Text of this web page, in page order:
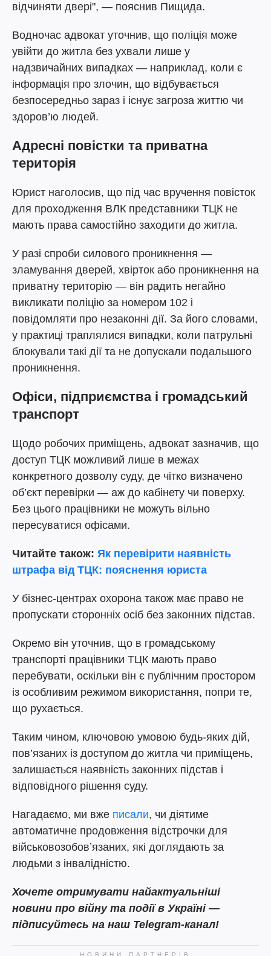
відчиняти двері", — пояснив Пищида.
Водночас адвокат уточнив, що поліція може
увійти до житла без ухвали лише у
надзвичайних випадках — наприклад, коли є
інформація про злочин, що відбувається
безпосередньо зараз і існує загроза життю чи
здоров’ю людей.
Адресні повістки та приватна
територія
Юрист наголосив, що під час вручення повісток
для проходження ВЛК представники ТЦК не
мають права самостійно заходити до житла.
У разі спроби силового проникнення —
зламування дверей, хвірток або проникнення на
приватну територію — він радить негайно
викликати поліцію за номером 102 і
повідомляти про незаконні дії. За його словами,
у практиці траплялися випадки, коли патрульні
блокували такі дії та не допускали подальшого
проникнення.
Офіси, підприємства і громадський
транспорт
Щодо робочих приміщень, адвокат зазначив, що
доступ ТЦК можливий лише в межах
конкретного дозволу суду, де чітко визначено
об’єкт перевірки — аж до кабінету чи поверху.
Без цього працівники не можуть вільно
пересуватися офісами.
Читайте також: Як перевірити наявність
штрафа від ТЦК: пояснення юриста
У бізнес-центрах охорона також має право не
пропускати сторонніх осіб без законних підстав.
Окремо він уточнив, що в громадському
транспорті працівники ТЦК мають право
перебувати, оскільки він є публічним простором
із особливим режимом використання, попри те,
що рухається.
Таким чином, ключовою умовою будь-яких дій,
пов’язаних із доступом до житла чи приміщень,
залишається наявність законних підстав і
відповідного рішення суду.
Нагадаємо, ми вже писали, чи діятиме
автоматичне продовження відстрочки для
військовозобовʼязаних, які доглядають за
людьми з інвалідністю.
Хочете отримувати найактуальніші
новини про війну та події в Україні —
підписуйтесь на наш Telegram-канал!